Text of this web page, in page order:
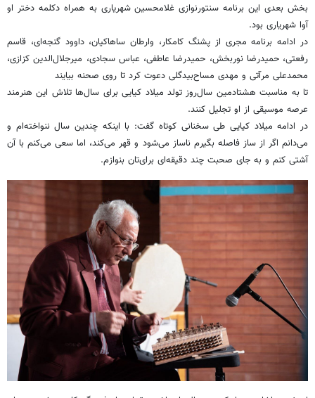
بخش بعدی این برنامه سنتورنوازی غلامحسین شهریاری به همراه دکلمه دختر او
آوا شهریاری بود.
در ادامه برنامه مجری از پشنگ کامکار، وارطان ساهاکیان، داوود گنجه‌ای، قاسم
رفعتی، حمیدرضا نوربخش، حمیدرضا عاطفی، عباس سجادی، میرجلال‌الدین کزازی،
محمدعلی مرآتی و مهدی مساح‌بیدگلی دعوت کرد تا روی صحنه بیایند
تا به مناسبت هشتادمین سال‌روز تولد میلاد کیایی برای سال‌ها تلاش این هنرمند
عرصه موسیقی از او تجلیل کنند.
در ادامه میلاد کیایی طی سخنانی کوتاه گفت: با اینکه چندین سال ننواخته‌ام و
می‌دانم اگر از ساز فاصله بگیرم ناساز می‌شود و قهر می‌کند، اما سعی می‌کنم با آن
آشتی کنم و به جای صحبت چند دقیقه‌ای برای‌تان بنوازم.